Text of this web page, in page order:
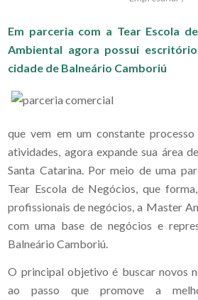
Em parceria com a Tear Escola
Ambiental agora possui
cidade de Balneário Camboriú
que vem em um constante
atividades, agora expande sua área
Santa Catarina. Por meio de uma
Tear Escola de Negócios, que
profissionais de negócios, a Master
com uma base de negócios e
Balneário Camboriú.
O principal objetivo é buscar novos
ao passo que promove a